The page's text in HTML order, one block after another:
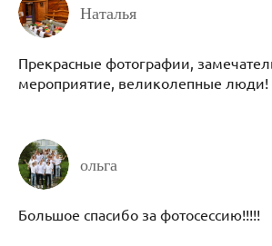
Наталья
Прекрасные фотографии,
мероприятие, великолепные люди!
ольга
Большое спасибо за фотосессию!!!!!